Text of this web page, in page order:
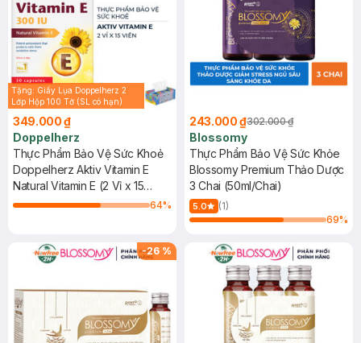
Tặng: Giấy Lụa Doppelherz 2
Lớp Hộp 100 Tờ (SL có hạn)
349.000 ₫
Doppelherz
Thực Phẩm Bảo Vệ Sức Khoẻ
Doppelherz Aktiv Vitamin E
Natural Vitamin E (2 Vỉ x 15
Viên)
64%
243.000 ₫302.000 ₫
Blossomy
Thực Phẩm Bảo Vệ Sức Khỏe
Blossomy Premium Thảo Dược
3 Chai (50ml/Chai)
5.0
(1)
69%
-26 %